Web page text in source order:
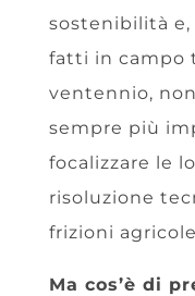
sostenibilità
fatti in campo
ventennio,
sempre più
focalizzare le
risoluzione
frizioni
Ma cos’è di